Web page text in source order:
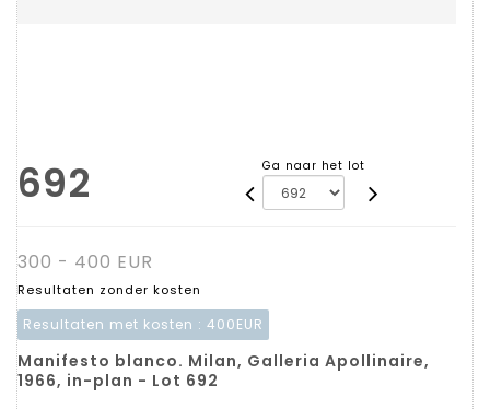
692 Ga naar het lot
300 - 400 EUR
Resultaten zonder kosten
Resultaten met kosten : 400EUR
Manifesto blanco. Milan, Galleria Apollinaire,
1966, in-plan - Lot 692